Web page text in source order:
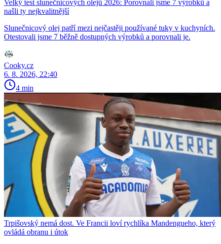
Velký test slunečnicových olejů 2026: Porovnali jsme 7 výrobků a
našli ty nejkvalitnější
Slunečnicový olej patří mezi nejčastěji používané tuky v kuchyních.
Otestovali jsme 7 běžně dostupných výrobků a porovnali je.
Cooky.cz
6. 8. 2026, 22:40
4 min
Trpišovský nemá dost. Ve Francii loví rychlíka Mandengueho, který
ovládá obranu i útok